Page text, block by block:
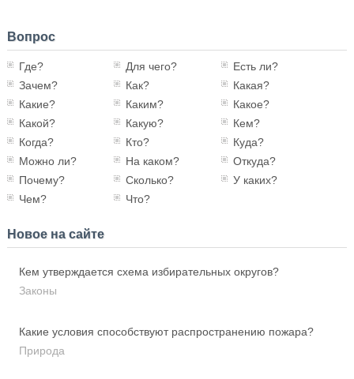
Вопрос
Где? Для чего?
Есть ли?
Зачем?
Как?
Какая?
Какие?
Каким?
Какое?
Какой?
Какую?
Кем?
Когда?
Кто?
Куда?
Можно ли?
На каком?
Откуда?
Почему?
Сколько?
У каких?
Чем?
Что?
Новое на сайте
Кем утверждается схема избирательных округов?
Законы
Какие условия способствуют распространению пожара?
Природа